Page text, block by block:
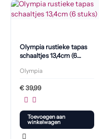
Olympia rustieke tapas
schaaltjes 13,4cm (6
Olympia
€39,99
Toevoegen aan
winkelwagen